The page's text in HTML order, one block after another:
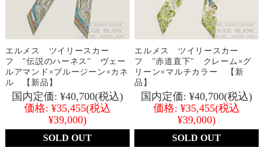
エルメス ツイリースカー
フ "伝説のハーネス" ヴェー
ルアマンド×ブルージーン×カネ
ル 【新品】
国内定価: ¥40,700(税込)
価格: ¥35,455(税込
¥39,000)
SOLD OUT
エルメス ツイリースカー
フ "赤道直下" クレーム×グ
リーン×マルチカラー 【新
品】
国内定価: ¥40,700(税込)
価格: ¥35,455(税込
¥39,000)
SOLD OUT